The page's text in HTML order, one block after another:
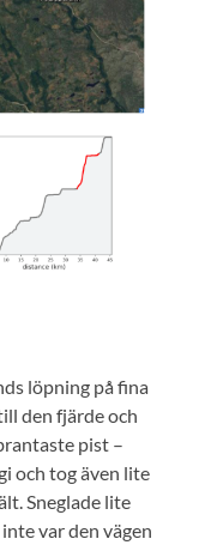
löpning på fina
den fjärde och
pist –
och tog även lite
Sneglade lite
var den vägen